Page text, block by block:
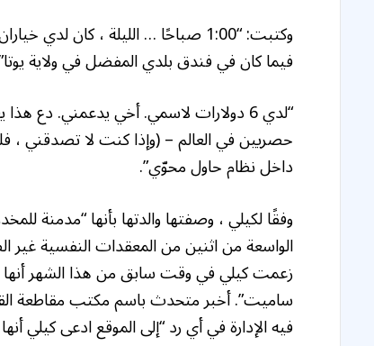
وكتبت: “1:00 صباحًا … الليلة ،
فيما كان في فندق بلدي المفضل في ولاية
“لدي 6 دولارات لاسمي. أخي يدعمني. دع
حصريين في العالم – (وإذا كنت لا تصدقني ،
داخل نظام حاول محوّي”.
الواسعة من اثنين من المعقدات النفسية غير
زعمت كيلي في وقت سابق من هذا الشهر
ساميت”. أخبر متحدث باسم مكتب مقاطعة
فيه الإدارة في أي رد “إلى الموقع ادعى كيلي